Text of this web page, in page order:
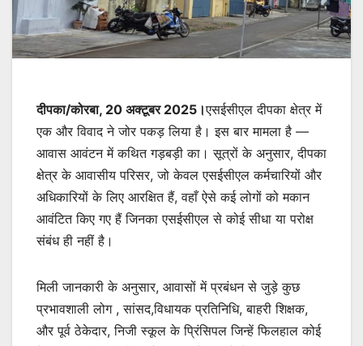
दीपका/कोरबा, 20 अक्टूबर 2025।एसईसीएल दीपका क्षेत्र में
एक और विवाद ने जोर पकड़ लिया है। इस बार मामला है —
आवास आवंटन में कथित गड़बड़ी का। सूत्रों के अनुसार, दीपका
क्षेत्र के आवासीय परिसर, जो केवल एसईसीएल कर्मचारियों और
अधिकारियों के लिए आरक्षित हैं, वहाँ ऐसे कई लोगों को मकान
आवंटित किए गए हैं जिनका एसईसीएल से कोई सीधा या परोक्ष
संबंध ही नहीं है।
मिली जानकारी के अनुसार, आवासों में प्रबंधन से जुड़े कुछ
प्रभावशाली लोग , सांसद,विधायक प्रतिनिधि, बाहरी शिक्षक,
और पूर्व ठेकेदार, निजी स्कूल के प्रिंसिपल जिन्हें फिलहाल कोई